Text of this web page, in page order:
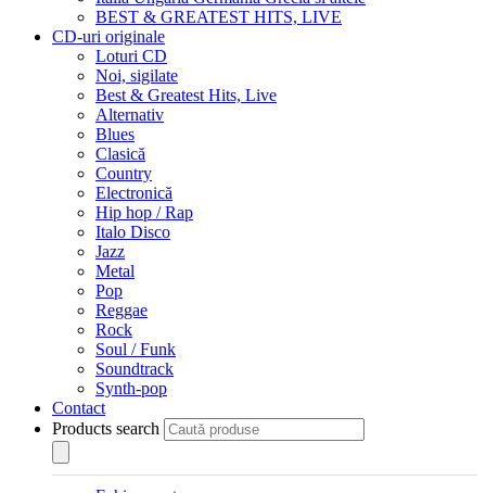
BEST & GREATEST HITS, LIVE
CD-uri originale
Loturi CD
Noi, sigilate
Best & Greatest Hits, Live
Alternativ
Blues
Clasică
Country
Electronică
Hip hop / Rap
Italo Disco
Jazz
Metal
Pop
Reggae
Rock
Soul / Funk
Soundtrack
Synth-pop
Contact
Products search